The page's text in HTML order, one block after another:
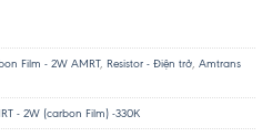
Film - 2W AMRT, Resistor - Điện trở, Amtrans
- 2W (carbon Film) -330K